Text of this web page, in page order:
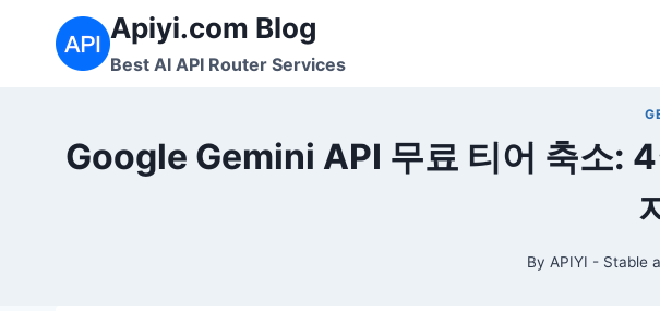
Apiyi.com Blog
Best AI API Router Services
Google Gemini API 무료 티어 축소:
By APIYI - Stable